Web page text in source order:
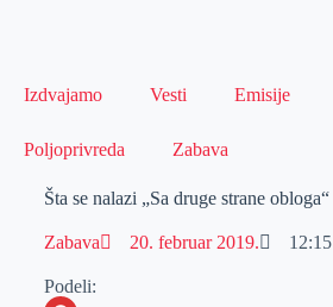
Izdvajamo Vesti Emisije
Poljoprivreda Zabava
Šta se nalazi „Sa druge strane obloga“
Zabava 20. februar 2019. 12:15
Podeli: